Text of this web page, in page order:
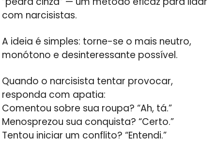
com narcisistas.
A ideia é simples: torne-se o mais neutro,
monótono e desinteressante possível.
Quando o narcisista tentar provocar,
responda com apatia:
Comentou sobre sua roupa? “Ah, tá.”
Menosprezou sua conquista? “Certo.”
Tentou iniciar um conflito? “Entendi.”